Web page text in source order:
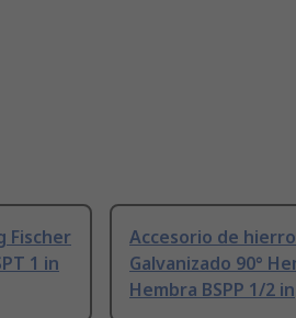
Fischer
1 in
Accesorio de
Galvanizado 90°
Hembra BSPP 1/2 in